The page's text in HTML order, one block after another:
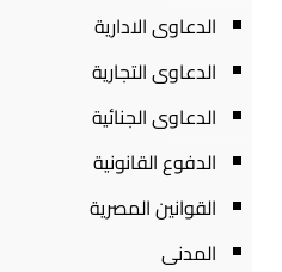
الدعاوى الادارية
الدعاوى التجارية
الدعاوى الجنائية
الدفوع القانونية
القوانين المصرية
المدنى